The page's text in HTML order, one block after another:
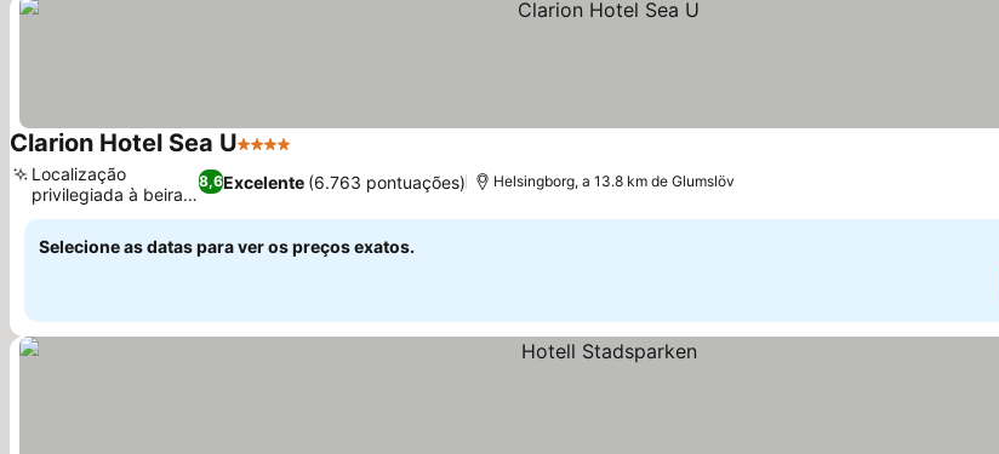
Clarion Hotel Sea U4 Estrelas
8,6Excelente (6.763 pontuações)
Localização
privilegiada à beira-
mar
Helsingborg, a 13.8 km de Glumslöv
Selecione as datas para ver os preços exatos.